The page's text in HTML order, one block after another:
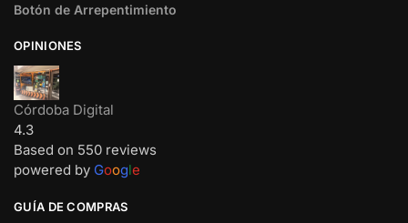
Botón de Arrepentimiento
OPINIONES
Córdoba Digital
4.3
Based on 550 reviews
powered by Google
GUÍA DE COMPRAS